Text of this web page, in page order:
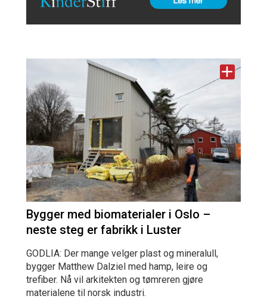
Bygger med biomaterialer i Oslo –
neste steg er fabrikk i Luster
GODLIA: Der mange velger plast og mineralull,
bygger Matthew Dalziel med hamp, leire og
trefiber. Nå vil arkitekten og tømreren gjøre
materialene til norsk industri.